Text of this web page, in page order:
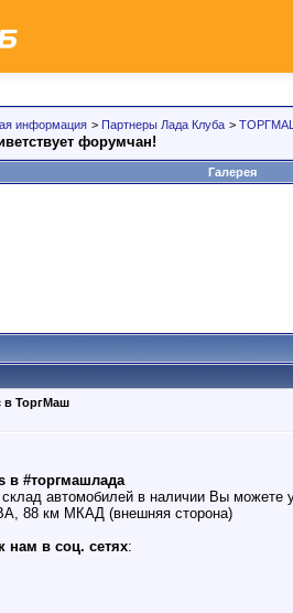
информация > Партнеры Лада Клуба >
форумчан!
Галерея
в ТоргМаш
в #торгмашлада
автомобилей в наличии Вы можете
88 км МКАД (внешняя сторона)
нам в соц. сетях: